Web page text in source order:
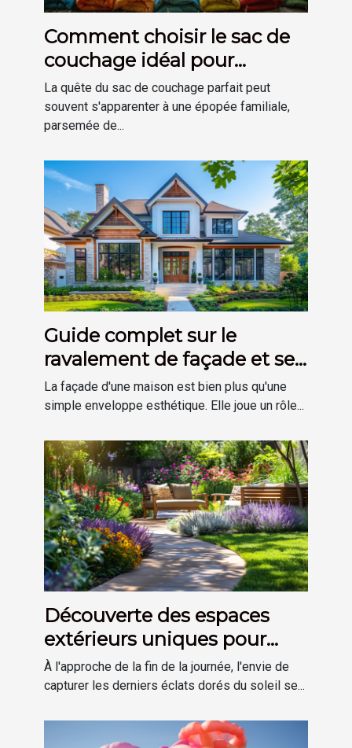
Comment choisir le sac de
couchage idéal pour
chaque membre de la
famille
La quête du sac de couchage parfait peut
souvent s'apparenter à une épopée familiale,
parsemée de...
Guide complet sur le
ravalement de façade et ses
avantages
La façade d'une maison est bien plus qu'une
simple enveloppe esthétique. Elle joue un rôle...
Découverte des espaces
extérieurs uniques pour
profiter des derniers rayons
du soleil
À l'approche de la fin de la journée, l'envie de
capturer les derniers éclats dorés du soleil se...